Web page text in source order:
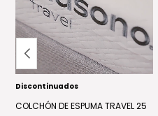
Discontinuados
COLCHÓN DE ESPUMA TRAVEL 25